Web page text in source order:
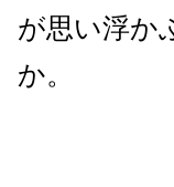
が思い浮か
か。